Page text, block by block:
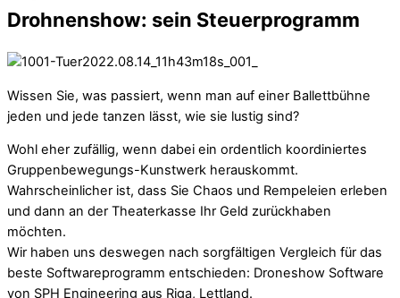
Drohnenshow: sein Steuerprogramm
Wissen Sie, was passiert, wenn man auf einer Ballettbühne
jeden und jede tanzen lässt, wie sie lustig sind?
Wohl eher zufällig, wenn dabei ein ordentlich koordiniertes
Gruppenbewegungs-Kunstwerk herauskommt.
Wahrscheinlicher ist, dass Sie Chaos und Rempeleien erleben
und dann an der Theaterkasse Ihr Geld zurückhaben
möchten.
Wir haben uns deswegen nach sorgfältigen Vergleich für das
beste Softwareprogramm entschieden: Droneshow Software
von SPH Engineering aus Riga, Lettland.